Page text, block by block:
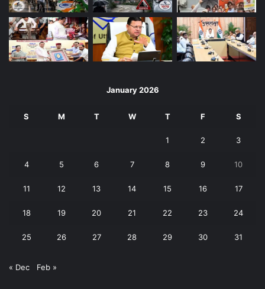
January 2026
S M T W T F S
1 2 3
4 5 6 7 8 9 10
11 12 13 14 15 16 17
18 19 20 21 22 23 24
25 26 27 28 29 30 31
« Dec Feb »